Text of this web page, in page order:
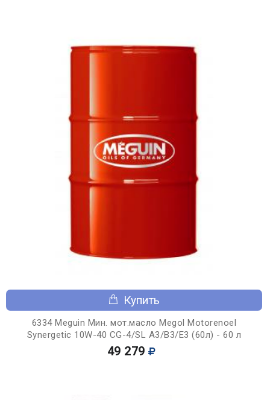
Купить
6334 Meguin Мин. мот.масло Megol Motorenoel
Synergetic 10W-40 CG-4/SL A3/B3/E3 (60л) - 60 л
49 279